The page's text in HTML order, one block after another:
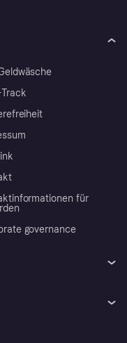
für
governance